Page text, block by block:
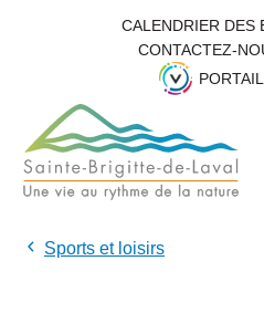
CALENDRIER DES
CONTACTEZ-
Sports et loisirs